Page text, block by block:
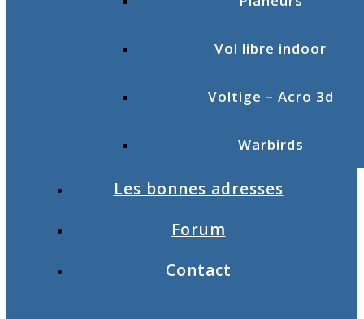
Vol libre indoor
Voltige – Acro 3d
Warbirds
Les bonnes adresses
Forum
Contact